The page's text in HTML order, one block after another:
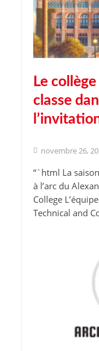
Le
classe
novembre 26,
“`html La
à l’arc du
College
Technical and